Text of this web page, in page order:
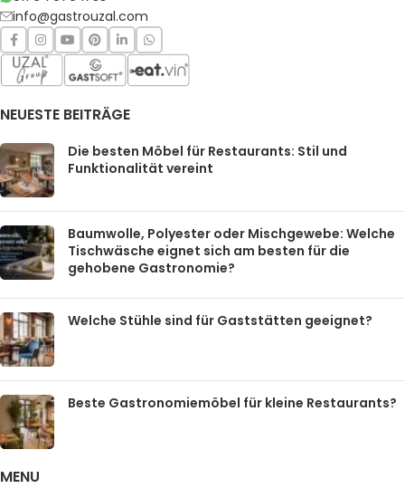
info@gastrouzal.com
NEUESTE BEITRÄGE
Die besten Möbel für Restaurants: Stil und
Funktionalität vereint
Baumwolle, Polyester oder Mischgewebe: Welche
Tischwäsche eignet sich am besten für die
gehobene Gastronomie?
Welche Stühle sind für Gaststätten geeignet?
Beste Gastronomiemöbel für kleine Restaurants?
MENU